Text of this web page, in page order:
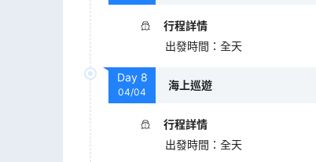
行程詳情
出發時間 ： 全天
Day 8
04/04
海上巡遊
行程詳情
出發時間 ： 全天